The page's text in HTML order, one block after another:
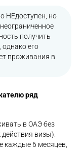
НЕдоступен, но
получить
его
проживания в
ряд
в ОАЭ без
визы).
каждые 6 месяцев,